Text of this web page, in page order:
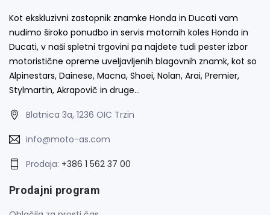
Kot ekskluzivni zastopnik znamke Honda in Ducati vam
nudimo široko ponudbo in servis motornih koles Honda in
Ducati, v naši spletni trgovini pa najdete tudi pester izbor
motoristične opreme uveljavljenih blagovnih znamk, kot so
Alpinestars, Dainese, Macna, Shoei, Nolan, Arai, Premier,
Stylmartin, Akrapovič in druge…
Blatnica 3a, 1236 OIC Trzin
info@moto-as.com
Prodaja: +386 1 562 37 00
Prodajni program